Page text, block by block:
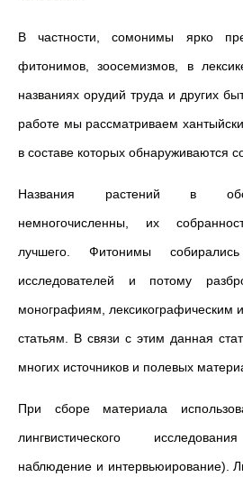
В частности, сомонимы ярко
фитонимов, зоосемизмов, в
названиях орудий труда и других
работе мы рассматриваем
в составе которых обнаруживаются
Названия растений в
немногочисленны, их
лучшего. Фитонимы
исследователей и потому
монографиям, лексикографическим
статьям. В связи с этим данная
многих источников и полевых
При сборе материала
лингвистического
наблюдение и интервьюирование).